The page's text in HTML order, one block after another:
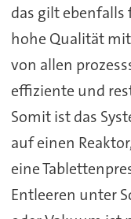
das gilt ebenfalls
hohe Qualität mit
von allen
effiziente und
Somit ist das
auf einen
eine
Entleeren unter